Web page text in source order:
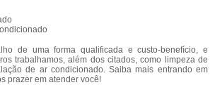
de uma forma qualificada e custo-benefício, e
trabalhamos, além dos citados, como limpeza de
de ar condicionado. Saiba mais entrando em
prazer em atender você!